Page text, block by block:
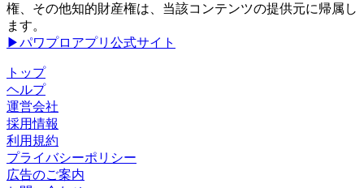
権、その他知的財産権は、当該コンテンツの提供元に帰属し
ます。
▶パワプロアプリ公式サイト
トップ
ヘルプ
運営会社
採用情報
利用規約
プライバシーポリシー
広告のご案内